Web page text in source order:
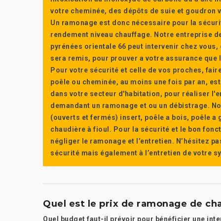
votre cheminée, des dépôts de suie et
Un ramonage est donc nécessaire pour la
rendement niveau chauffage. Notre entreprise
pyrénées orientale 66 peut intervenir chez
sera remis, pour prouver a votre assurance que
Pour votre sécurité et celle de vos proches,
poêle ou cheminée, au moins une fois par an,
dans votre secteur d'habitation, pour réaliser
demandant un ramonage et ou un débistrage.
(ouverts et fermés) insert, poêle a bois, poêle a
chaudière à fioul. Pour la sécurité et le bon
négliger le ramonage et l’entretien. N’hésitez
sécurité mais également à l’entretien de votre
Quel est le prix de ramonage de
Quel budget faut-il prévoir pour bénéficier une